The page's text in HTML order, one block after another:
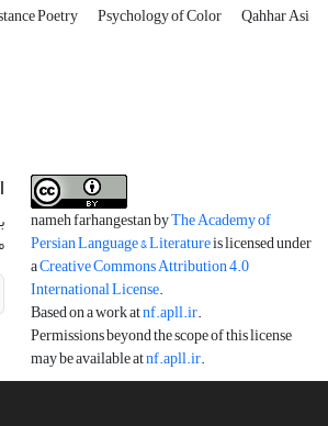
Poetry Psychology of Color Qahhar Asi
nameh farhangestan byThe Academy of
Persian Language & Literatureis licensed under
aCreative Commons Attribution 4.0
International License.
Based on a work atnf.apll.ir.
Permissions beyond the scope of this license
may be available atnf.apll.ir.